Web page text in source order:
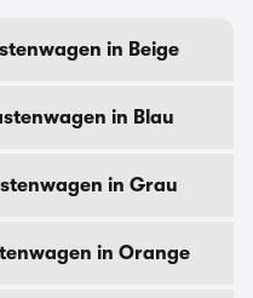
in Beige
in Blau
in Grau
in Orange